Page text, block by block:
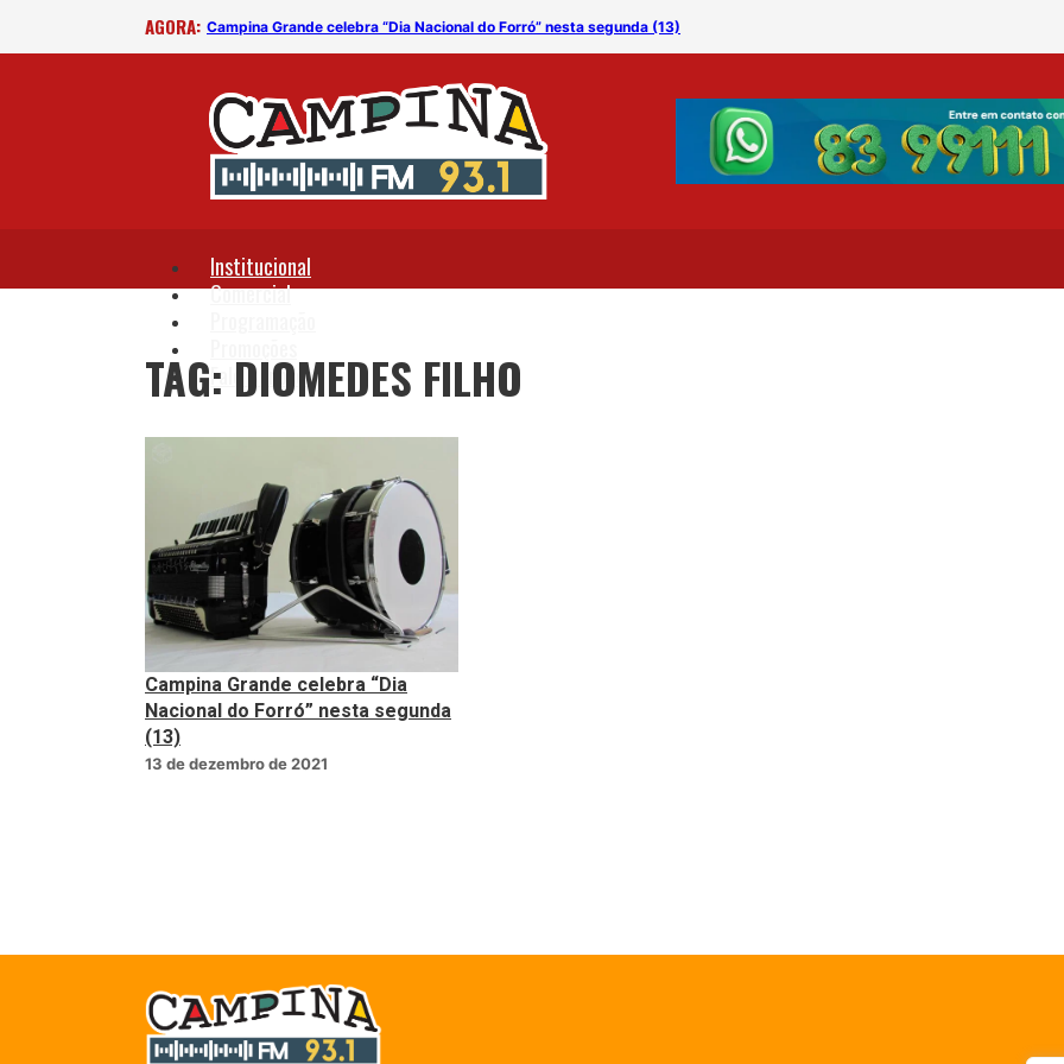
AGORA: Campina Grande celebra “Dia Nacional do Forró” nesta segunda (13) Campina Grande celebra
Institucional
Comercial
Fale Conosco
TAG: DIOMEDES FILHO
Campina Grande celebra “Dia
Nacional do Forró” nesta segunda
(13)
13 de dezembro de 2021